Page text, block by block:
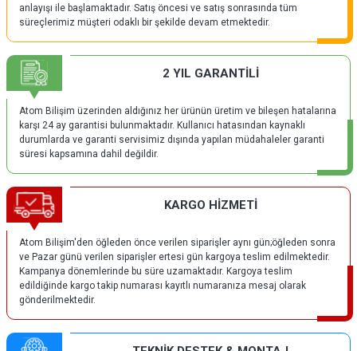
anlayışı ile başlamaktadır. Satış öncesi ve satış sonrasında tüm
süreçlerimiz müşteri odaklı bir şekilde devam etmektedir.
2 YIL GARANTİLİ
Atom Bilişim üzerinden aldığınız her ürünün üretim ve bileşen hatalarına
karşı 24 ay garantisi bulunmaktadır. Kullanıcı hatasından kaynaklı
durumlarda ve garanti servisimiz dışında yapılan müdahaleler garanti
süresi kapsamına dahil değildir.
KARGO HİZMETİ
Atom Bilişim'den öğleden önce verilen siparişler aynı gün;öğleden sonra
ve Pazar günü verilen siparişler ertesi gün kargoya teslim edilmektedir.
Kampanya dönemlerinde bu süre uzamaktadır. Kargoya teslim
edildiğinde kargo takip numarası kayıtlı numaranıza mesaj olarak
gönderilmektedir.